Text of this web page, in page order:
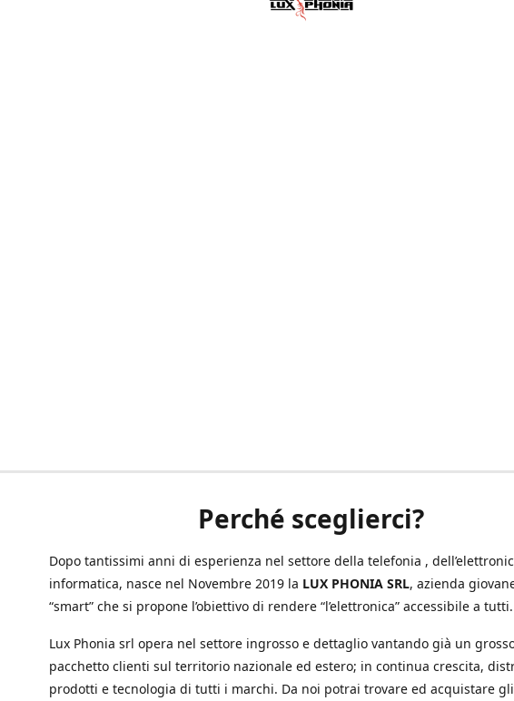
Perché sceglierci?
Dopo tantissimi anni di esperienza nel settore della telefonia ,
informatica, nasce nel Novembre 2019 la LUX PHONIA SRL, azienda
“smart” che si propone l’obiettivo di rendere “l’elettronica” accessibile a tutti.
Lux Phonia srl opera nel settore ingrosso e dettaglio vantando già un
pacchetto clienti sul territorio nazionale ed estero; in continua crescita,
prodotti e tecnologia di tutti i marchi. Da noi potrai trovare ed acquistare gli